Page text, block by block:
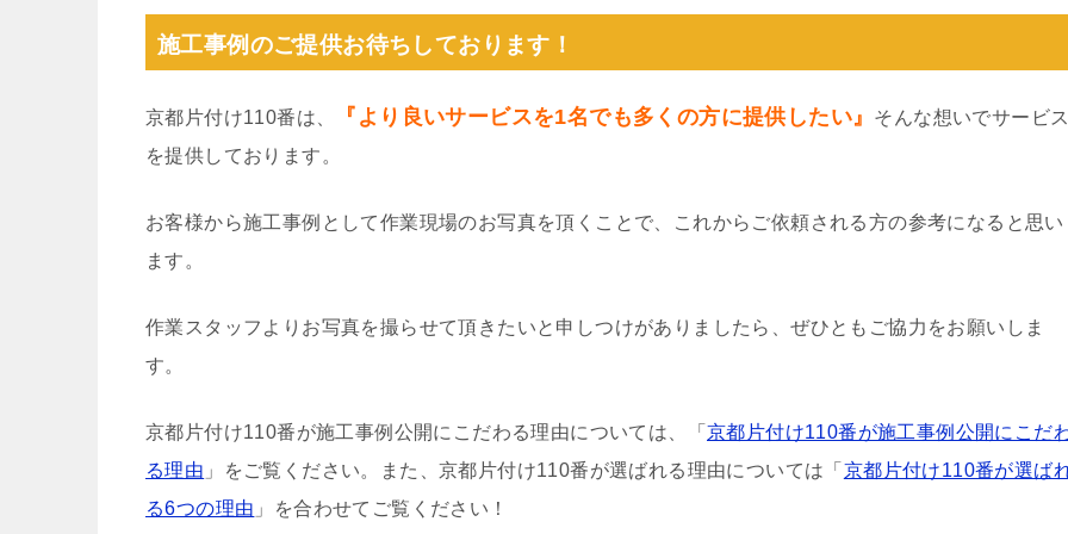
施工事例のご提供お待ちしております！
京都片付け110番は、 『より良いサービスを1名でも多くの方に提供したい』
そんな想いでサービス
を提供しております。
お客様から施工事例として作業現場のお写真を頂くことで、これからご依頼される方の参考になると思い
ます。
作業スタッフよりお写真を撮らせて頂きたいと申しつけがありましたら、ぜひともご協力をお願いしま
す。
京都片付け110番が施工事例公開にこだわる理由については、「 京都片付け110番が施工事例公開にこだ
る理由 」をご覧ください。また、京都片付け110番が選ばれる理由については「 京都片付け110番が選ば
る6つの理由 」を合わせてご覧ください！